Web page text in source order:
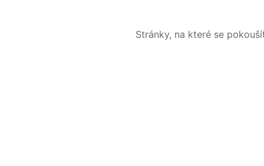
Stránky, na které se